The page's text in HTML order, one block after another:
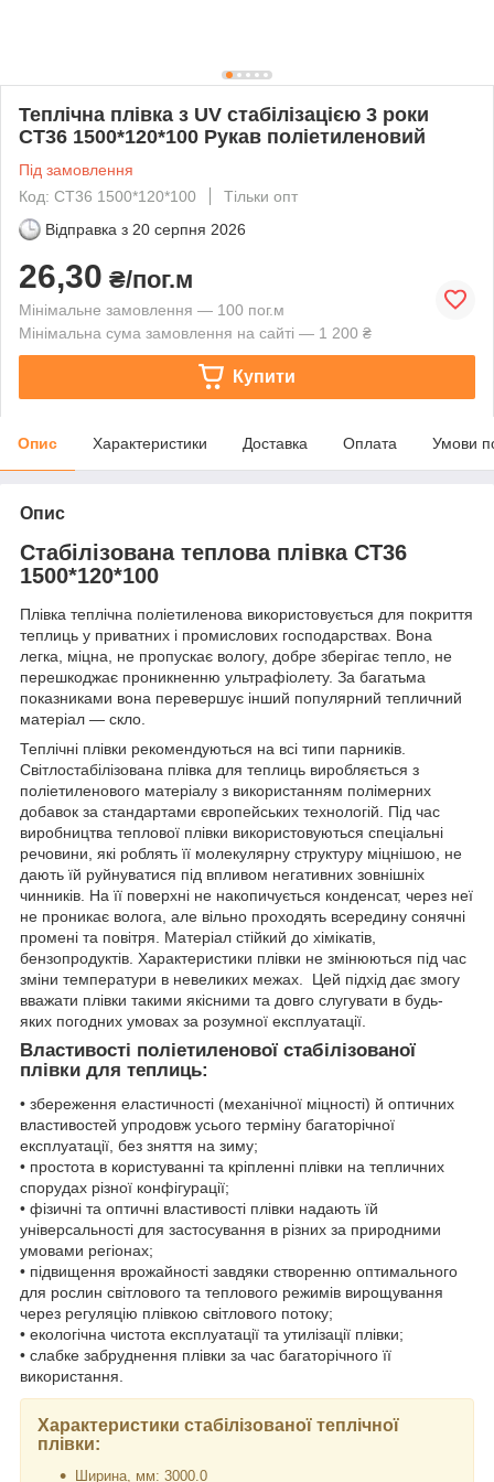
Теплічна плівка з UV стабілізацією 3 роки
СТ36 1500*120*100 Рукав поліетиленовий
Під замовлення
Код: СТ36 1500*120*100
Тільки опт
Відправка з 20 серпня 2026
26,30 ₴/пог.м
Мінімальне замовлення — 100 пог.м
Мінімальна сума замовлення на сайті — 1 200 ₴
Купити
Опис Характеристики Доставка Оплата Умови
Опис
Стабілізована теплова плівка СТ36
1500*120*100
Плівка теплічна поліетиленова використовується для покриття
теплиць у приватних і промислових господарствах. Вона
легка, міцна, не пропускає вологу, добре зберігає тепло, не
перешкоджає проникненню ультрафіолету. За багатьма
показниками вона перевершує інший популярний тепличний
матеріал — скло.
Теплічні плівки рекомендуються на всі типи парників.
Світлостабілізована плівка для теплиць виробляється з
поліетиленового матеріалу з використанням полімерних
добавок за стандартами європейських технологій. Під час
виробництва теплової плівки використовуються спеціальні
речовини, які роблять її молекулярну структуру міцнішою, не
дають їй руйнуватися під впливом негативних зовнішніх
чинників. На її поверхні не накопичується конденсат, через неї
не проникає волога, але вільно проходять всередину сонячні
промені та повітря. Матеріал стійкий до хімікатів,
бензопродуктів. Характеристики плівки не змінюються під час
зміни температури в невеликих межах.
Цей підхід дає змогу
вважати плівки такими якісними та довго слугувати в будь-
яких погодних умовах за розумної експлуатації.
Властивості поліетиленової стабілізованої
плівки для теплиць:
• збереження еластичності (механічної міцності) й оптичних
властивостей упродовж усього терміну багаторічної
експлуатації, без зняття на зиму;
• простота в користуванні та кріпленні плівки на тепличних
спорудах різної конфігурації;
• фізичні та оптичні властивості плівки надають їй
універсальності для застосування в різних за природними
умовами регіонах;
• підвищення врожайності завдяки створенню оптимального
для рослин світлового та теплового режимів вирощування
через регуляцію плівкою світлового потоку;
• екологічна чистота експлуатації та утилізації плівки;
• слабке забруднення плівки за час багаторічного її
використання.
Характеристики стабілізованої теплічної
плівки:
Ширина, мм: 3000.0